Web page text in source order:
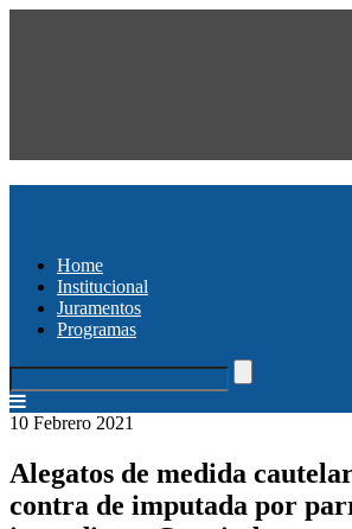
Home
Institucional
Juramentos
Programas
10 Febrero 2021
Alegatos de medida
contra de imputada por